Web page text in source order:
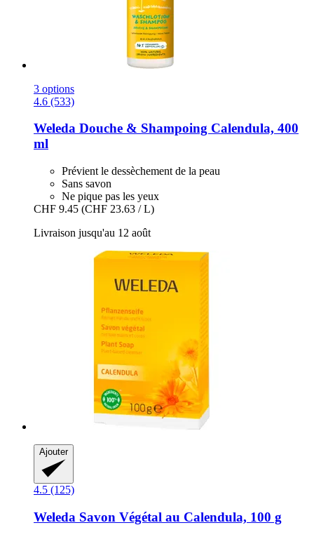
3 options
4.6 (533)
Weleda Douche & Shampoing Calendula, 400
ml
Prévient le dessèchement de la peau
Sans savon
Ne pique pas les yeux
CHF 9.45 (CHF 23.63 / L)
Livraison jusqu'au 12 août
Ajouter
4.5 (125)
Weleda Savon Végétal au Calendula, 100 g